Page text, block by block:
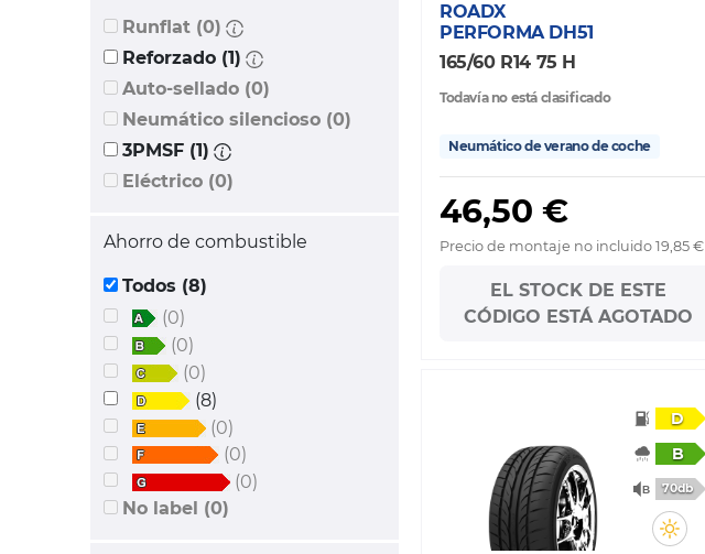
Runflat (0)
Reforzado (1)
Auto-sellado (0)
Neumático silencioso (0)
3PMSF (1)
Eléctrico (0)
Ahorro de combustible
Todos (8)
(0)
(0)
(0)
(8)
(0)
(0)
(0)
No label (0)
ROADX
PERFORMA DH51
165/60 R14 75 H
Todavía no está clasificado
Neumático de verano de coche
46,50 €
Precio de montaje no incluido 19,85 €
EL STOCK DE ESTE
CÓDIGO ESTÁ AGOTADO
D
B
70db